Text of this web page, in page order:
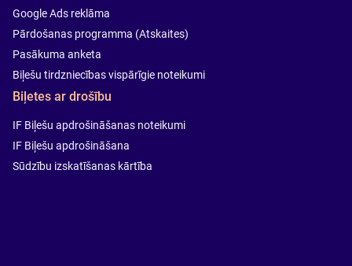
Google Ads reklāma
Pārdošanas programma (Atskaites)
Pasākuma anketa
Biļešu tirdzniecības vispārīgie noteikumi
Biļetes ar drošību
IF Biļešu apdrošināšanas noteikumi
IF Biļešu apdrošināšana
Sūdzību izskatīšanas kārtība